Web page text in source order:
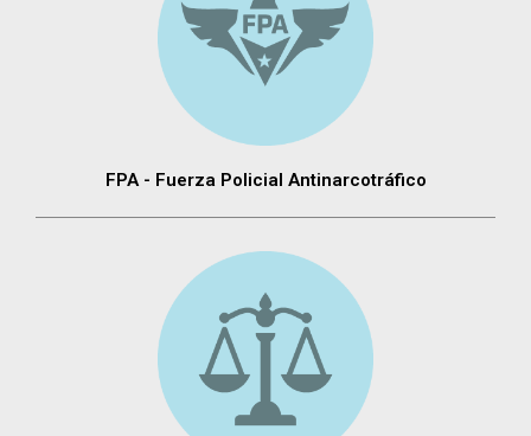
FPA - Fuerza Policial Antinarcotráfico